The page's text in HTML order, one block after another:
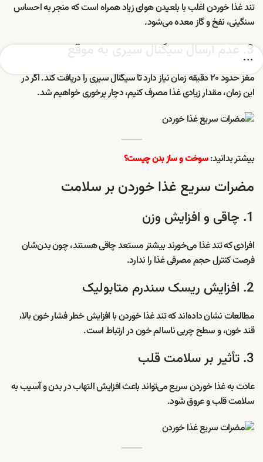
تند غذا خوردن اغلب با بلعیدن هوای زیاد همراه است که منجر به احساس
سنگینی، نفخ و گاز معده می‌شود.
3. عدم ارسال سیگنال سیری به موقع
مغز حدود ۲۰ دقیقه زمان نیاز دارد تا سیگنال سیری را دریافت کند. اگر در
این زمان، مقدار زیادی غذا مصرف کنیم، دچار پرخوری خواهیم شد.
بیشتر بدانید:سوخت و ساز بدن چیست؟
مضرات سریع غذا خوردن بر سلامت
1. چاقی و افزایش وزن
افرادی که تند غذا می‌خورند بیشتر مستعد چاقی هستند، چون بدن‌شان
فرصت کنترل حجم مصرفی غذا را ندارد.
2. افزایش ریسک سندرم متابولیک
مطالعات نشان داده‌اند که تند غذا خوردن با افزایش خطر فشار خون بالا،
قند خون، و سطح چربی ناسالم خون در ارتباط است.
3. تأثیر بر سلامت قلب
عادت به غذا خوردن سریع می‌تواند باعث افزایش التهاب در بدن و آسیب به
سلامت قلب و عروق شود.